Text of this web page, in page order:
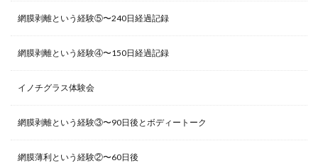
網膜剥離という経験⑤〜240日経過記録
網膜剥離という経験④〜150日経過記録
イノチグラス体験会
網膜剥離という経験③〜90日後とボディートーク
網膜薄利という経験②〜60日後